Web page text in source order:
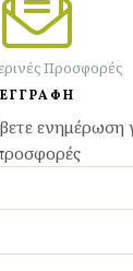
Προσφορές
ΕΓΓΡΑΦΗ
ενημέρωση